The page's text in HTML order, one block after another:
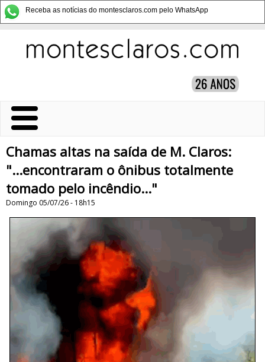
Receba as notícias do montesclaros.com pelo WhatsApp
Chamas altas na saída de M. Claros:
"...encontraram o ônibus totalmente
tomado pelo incêndio..."
Domingo 05/07/26 - 18h15